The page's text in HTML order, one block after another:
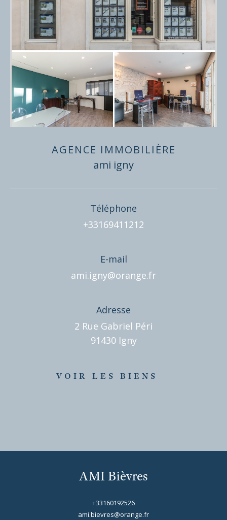
AGENCE IMMOBILIÈRE
ami igny
Téléphone
+33169411212
E-mail
ami.igny@orange.fr
Adresse
2 Rue Gabriel Péri
91430 Igny
VOIR LES BIENS
AMI Bièvres
+33160192526
ami.bievres@orange.fr